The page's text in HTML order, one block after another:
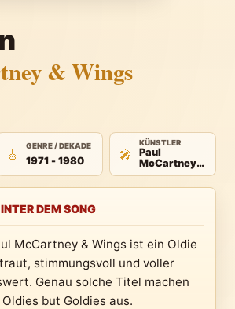
& Wings
🎸
GENRE / DEKADE
1971 - 1980 🎤
KÜNSTLER
Paul
McCartney &
Wings
DEM SONG
McCartney & Wings ist ein Oldie
stimmungsvoll und voller
Genau solche Titel machen
but Goldies aus.